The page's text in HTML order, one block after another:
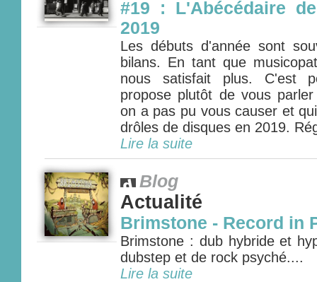
#19 : L'Abécédaire
2019
Les débuts d'année sont
bilans. En tant que
nous satisfait plus. C'est
propose plutôt de vous
on a pas pu vous causer et
drôles de disques en 2019.
Lire la suite
Blog
Actualité
Brimstone - Record in
Brimstone : dub hybride et
dubstep et de rock psyché....
Lire la suite